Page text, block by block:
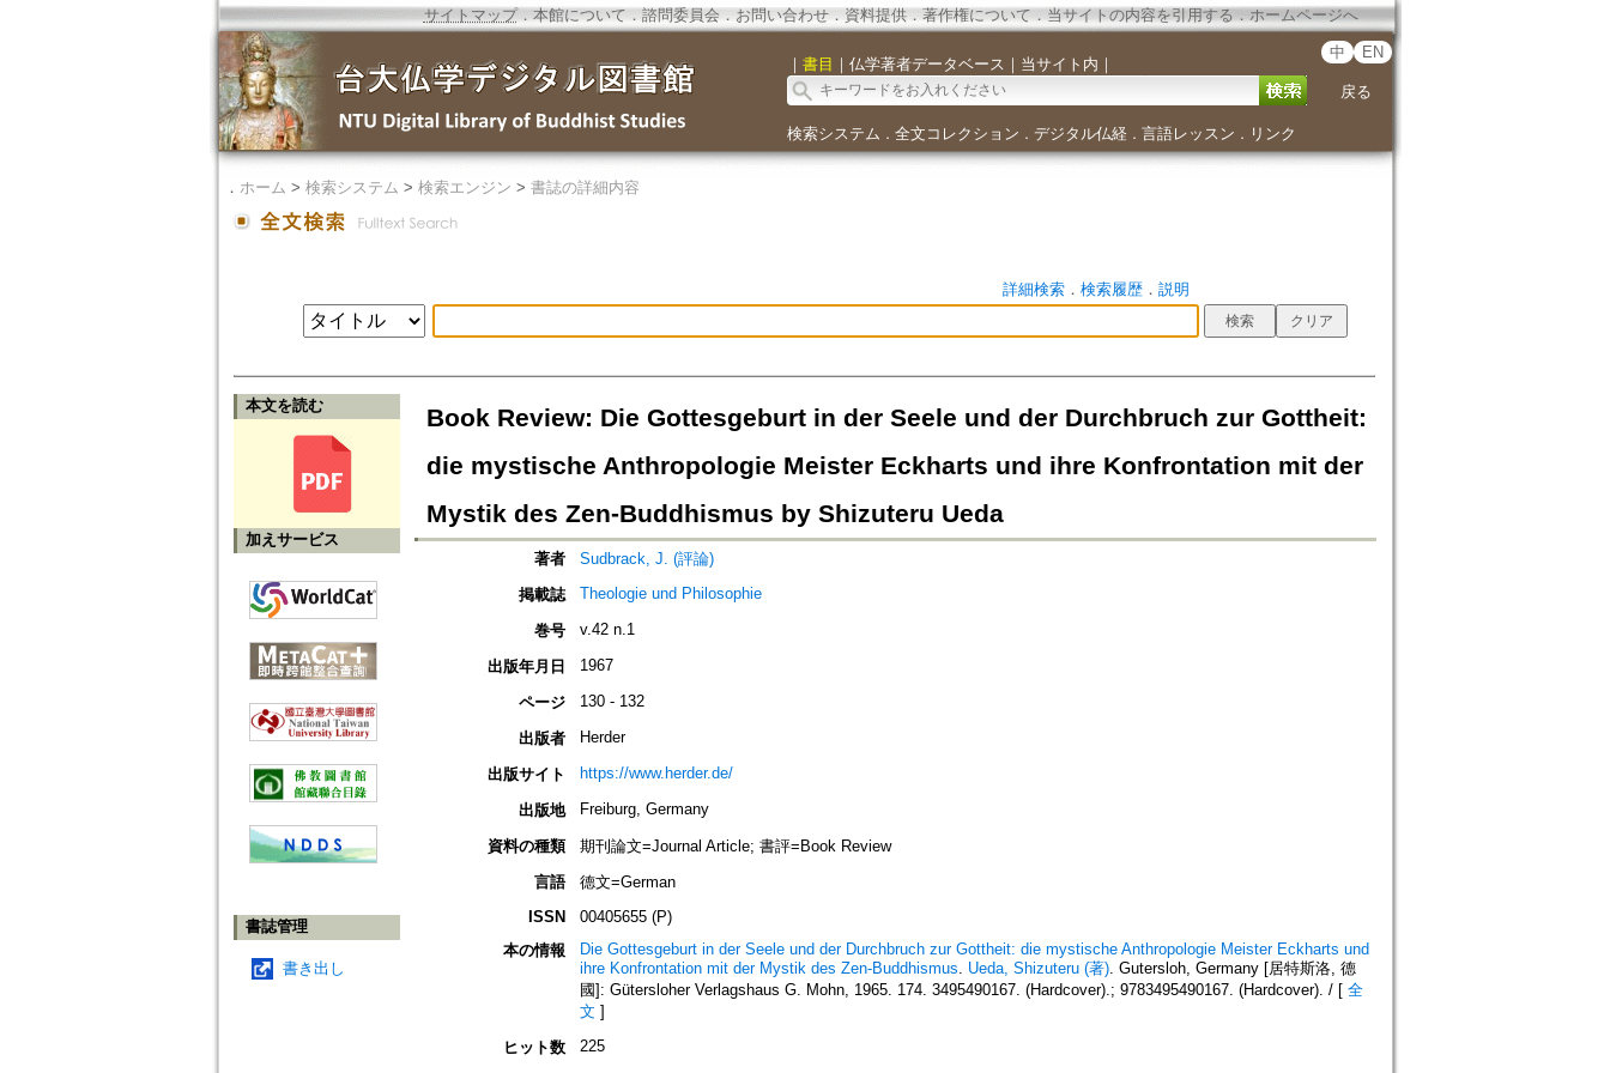
サイトマップ．本館について ． 諮問委員会． お問い合わせ． 資料提供． 著作権について．当サイトの内容を引用する ． ホームページへ
｜ 書目 ｜ 仏学著者データベース ｜ 当サイト内 ｜
中 EN
戻る
検索システム ． 全文コレクション ． デジタル仏経． 言語レッスン ． リンク
． ホーム > 検索システム > 検索エンジン > 書誌の詳細内容
詳細検索． 検索履歴． 説明
本文を読む
加えサービス
書誌管理
書き出し
Book Review: Die Gottesgeburt in der Seele und der Durchbruch zur Gottheit:
die mystische Anthropologie Meister Eckharts und ihre Konfrontation mit der
Mystik des Zen-Buddhismus by Shizuteru Ueda
著者
Sudbrack, J. (評論)
掲載誌
Theologie und Philosophie
巻号 v.42 n.1
出版年月日 1967
ページ 130 - 132
出版者 Herder
出版サイト https://www.herder.de/
出版地 Freiburg, Germany
資料の種類
期刊論文=Journal Article; 書評=Book Review
言語
德文=German
ISSN
00405655 (P)
本の情報
Die Gottesgeburt in der Seele und der Durchbruch zur Gottheit: die mystische Anthropologie Meister Eckharts und
ihre Konfrontation mit der Mystik des Zen-Buddhismus. Ueda, Shizuteru (著). Gutersloh, Germany [居特斯洛, 德
國]: Gütersloher Verlagshaus G. Mohn, 1965. 174. 3495490167. (Hardcover).; 9783495490167. (Hardcover). / [ 全
文 ]
ヒット数
225